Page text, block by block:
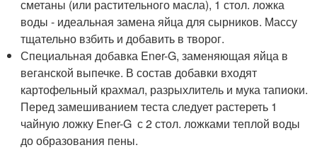
сметаны (или растительного масла), 1 стол. ложка
воды - идеальная замена яйца для сырников. Массу
тщательно взбить и добавить в творог.
Специальная добавка Ener-G, заменяющая яйца в
веганской выпечке. В состав добавки входят
картофельный крахмал, разрыхлитель и мука тапиоки.
Перед замешиванием теста следует растереть 1
чайную ложку Ener-G с 2 стол. ложками теплой воды
до образования пены.